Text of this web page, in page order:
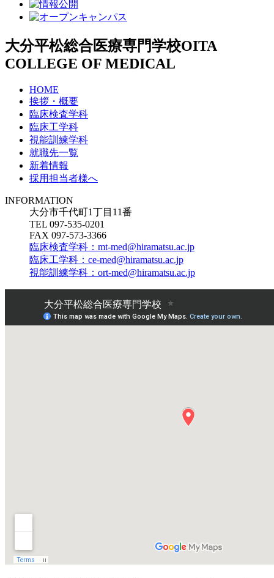
大分平松総合医療専門学校OITA
COLLEGE OF MEDICAL
HOME
挨拶・概要
臨床検査学科
臨床工学科
視能訓練学科
就職先一覧
新着情報
採用担当者様へ
INFORMATION
大分市千代町1丁目11番
TEL 097-535-0201
FAX 097-573-3366
臨床検査学科：mt-med@hiramatsu.ac.jp
臨床工学科：ce-med@hiramatsu.ac.jp
視能訓練学科：ort-med@hiramatsu.ac.jp